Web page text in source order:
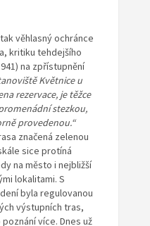
věhlasný ochránce
kritiku tehdejšího
na zpřístupnění
Květnice u
rezervace, je těžce
stezkou,
provedenou.“
značená zelenou
sice protíná
na město i nejbližší
lokalitami. S
byla regulovanou
výstupních tras,
více. Dnes už